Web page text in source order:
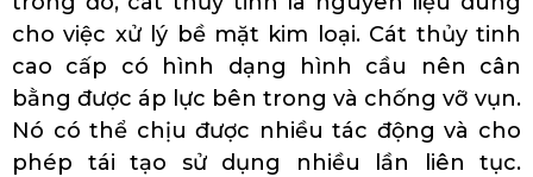
cho việc xử lý bề mặt kim loại. Cát thủy tinh
cao cấp có hình dạng hình cầu nên cân
bằng được áp lực bên trong và chống vỡ vụn.
Nó có thể chịu được nhiều tác động và cho
phép tái tạo sử dụng nhiều lần liên tục.